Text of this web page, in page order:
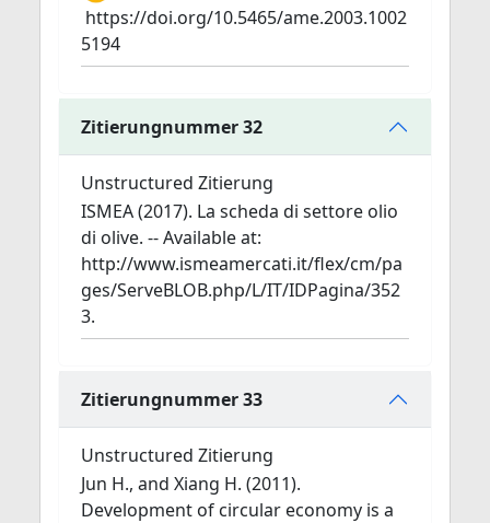
https://doi.org/10.5465/ame.2003.1002
5194
Zitierungnummer 32
Unstructured Zitierung
ISMEA (2017). La scheda di settore olio
di olive. -- Available at:
http://www.ismeamercati.it/flex/cm/pa
ges/ServeBLOB.php/L/IT/IDPagina/352
3.
Zitierungnummer 33
Unstructured Zitierung
Jun H., and Xiang H. (2011).
Development of circular economy is a